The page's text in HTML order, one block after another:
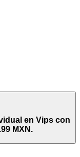
en Vips con
MXN.